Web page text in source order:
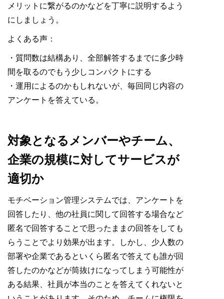
メリットに繋がるのかなどを丁寧に説明するよう
にしましょう。
よくある声：
・質問数は結構あり、全部解答するまでに多少時
間を取るのでもう少しコンパクトにする
・運用によるのかもしれないが、毎回同じ内容の
アンケートを答えている。
対象となるメンバーやチーム、
企業の規模に対してサービスが
適切か
モチベーション管理システムでは、アンケートを
回答したり、他の社員に関して回答する場合など
匿名で回答することで思ったままの回答をしても
らうことでより効果が出ます。しかし、少人数の
部署や企業であるといくら匿名で答えても誰が回
答したのかなどが筒抜けになってしまう可能性が
ある結果、社員が本当のことを答えてくれないと